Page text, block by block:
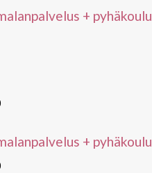
+ pyhäkoulu
+ pyhäkoulu